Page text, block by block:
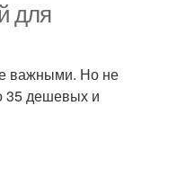
для
важными. Но не
35 дешевых и